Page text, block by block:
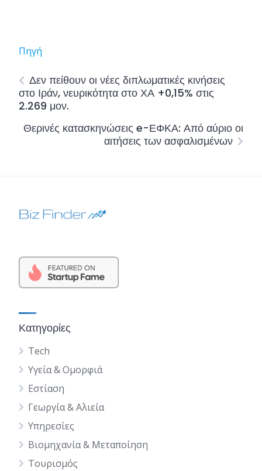
Πηγή
Δεν πείθουν οι νέες διπλωματικές κινήσεις
στο Ιράν, νευρικότητα στο ΧΑ +0,15% στις
2.269 μον.
Θερινές κατασκηνώσεις e-ΕΦΚΑ: Από αύριο οι
αιτήσεις των ασφαλισμένων
Κατηγορίες
Tech
Υγεία & Ομορφιά
Εστίαση
Γεωργία & Αλιεία
Υπηρεσίες
Βιομηχανία & Μεταποίηση
Τουρισμός